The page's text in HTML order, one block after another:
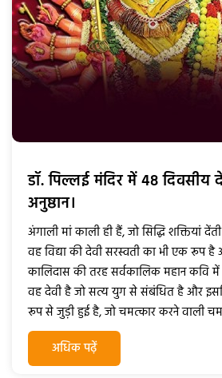
डॉ. पिल्लई मंदिर में 48 दिवसीय
अनुष्ठान।
अंगाली मां काली ही हैं, जो सिद्धि शक्तियां
वह विद्या की देवी सरस्वती का भी एक रूप
कालिदास की तरह सर्वकालिक महान कवि
वह देवी है जो सत्य युग से संबंधित है और
रूप से जुड़ी हुई है, जो चमत्कार करने वाली
अधिक पढ़ें